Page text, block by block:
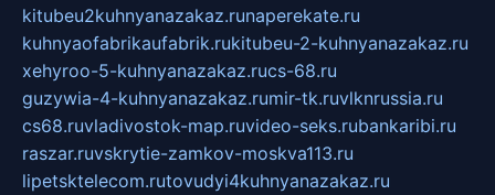
kitubeu2kuhnyanazakaz.runaperekate.ru
kuhnyaofabrikaufabrik.rukitubeu-2-kuhnyanazakaz.ru
xehyroo-5-kuhnyanazakaz.rucs-68.ru
guzywia-4-kuhnyanazakaz.rumir-tk.ruvlknrussia.ru
cs68.ruvladivostok-map.ruvideo-seks.rubankaribi.ru
raszar.ruvskrytie-zamkov-moskva113.ru
lipetsktelecom.rutovudyi4kuhnyanazakaz.ru